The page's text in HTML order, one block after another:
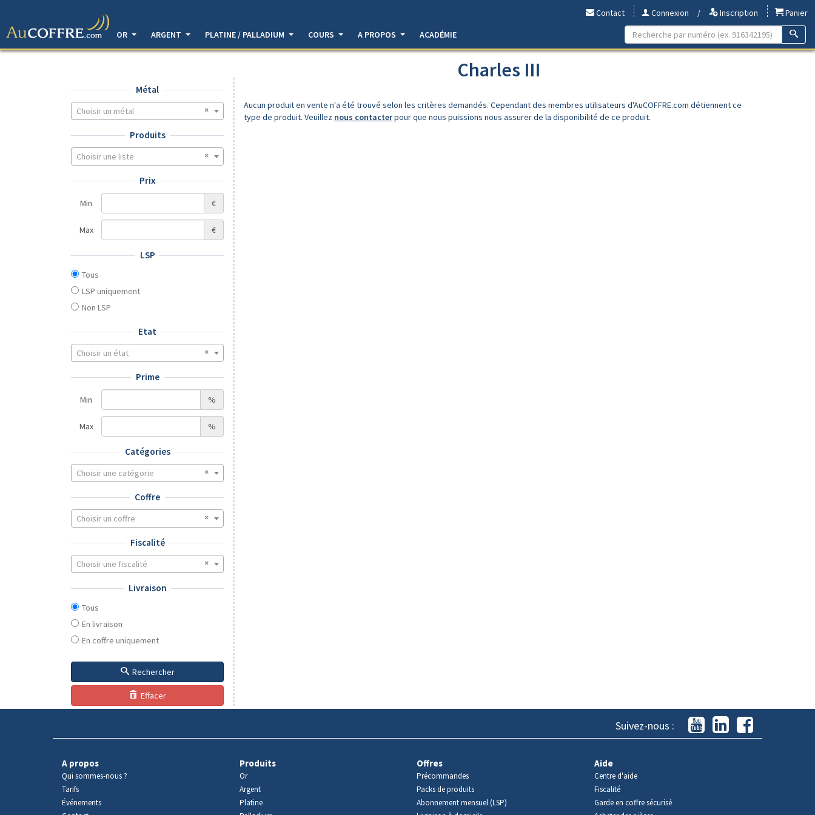
Contact Connexion / Inscription
Panier
OR
ARGENT PLATINE / PALLADIUM COURS A PROPOS ACADÉMIE
Métal
Choisir un métal
Produits
Choisir une liste
Prix
Min €
Max €
LSP
Tous
LSP uniquement
Non LSP
Etat
Choisir un état
Prime
Min %
Max %
Catégories
Choisir une catégorie
Coffre
Choisir un coffre
Fiscalité
Choisir une fiscalité
Livraison
Tous
En livraison
En coffre uniquement
Rechercher
Effacer
Charles III
Aucun produit en vente n'a été trouvé selon les critères demandés. Cependant des membres utilisateurs d'AuCOFFRE.com détiennent ce
type de produit. Veuillez nous contacterpour que nous puissions nous assurer de la disponibilité de ce produit.
Suivez-nous :
A propos
Qui sommes-nous ?
Tarifs
Événements
Produits
Or
Argent
Platine
Offres
Précommandes
Packs de produits
Abonnement mensuel (LSP)
Aide
Centre d'aide
Fiscalité
Garde en coffre sécurisé